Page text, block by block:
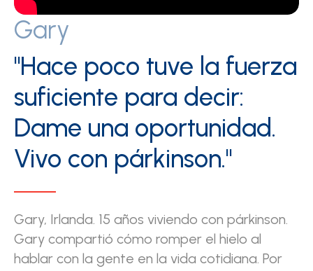
Gary
"Hace poco tuve la fuerza
suficiente para decir:
Dame una oportunidad.
Vivo con párkinson."
Gary, Irlanda. 15 años viviendo con párkinson.
Gary compartió cómo romper el hielo al
hablar con la gente en la vida cotidiana. Por